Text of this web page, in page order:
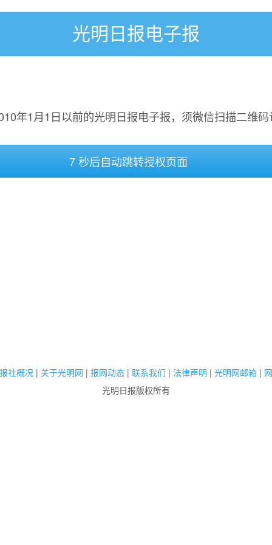
光明日报电子报
年1月1日以前的光明日报电子报，须微信扫描二维
7 秒后自动跳转授权页面
社概况 | 关于光明网 | 报网动态 | 联系我们 | 法律声明 | 光明网邮箱 |
光明日报版权所有